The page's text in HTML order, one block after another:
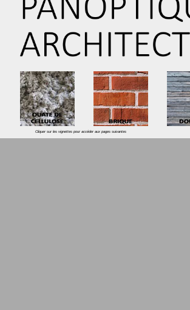
Cliquer sur les vignettes pour accéder aux pages suivantes